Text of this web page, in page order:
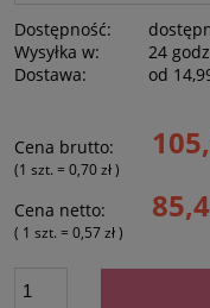
Dostępność:
Wysyłka w:
24
Dostawa:
od
Cena nie zawiera
Cena brutto:
(1 szt. = 0,70 zł)
Cena netto:
( 1 szt. = 0,57 zł)